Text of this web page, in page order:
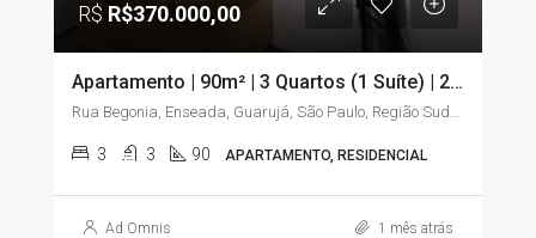
R$ R$370.000,00
Apartamento | 90m² | 3 Quartos (1 Suíte) | 2 Sacadas | Elevador | Enseada – Guarujá/SP
Rua Begonia, Enseada, Guarujá, São Paulo, Região Sudeste, 11441-225, Brasil
3 3 90 APARTAMENTO, RESIDENCIAL
Ad Omnis 1 mês atrás